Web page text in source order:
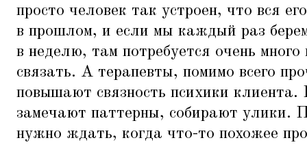
просто человек так устроен, что вся
в прошлом, и если мы каждый раз
в неделю, там потребуется очень много
связать. А терапевты, помимо всего
повышают связность психики
замечают паттерны, собирают улики.
нужно ждать, когда что-то похожее